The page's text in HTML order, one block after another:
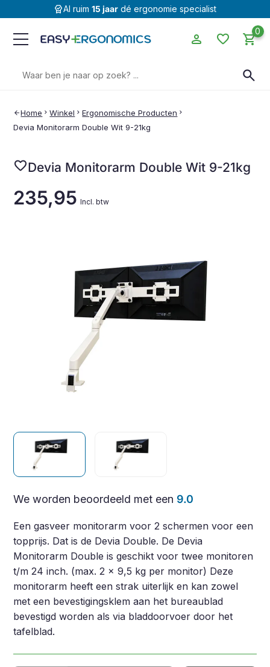
editor_choiceAl ruim 15 jaar dé ergonomie specialist
search
person favorite 0
shopping_cart
arrow_backHome chevron_rightWinkel chevron_rightErgonomische Producten chevron_right
Devia Monitorarm Double Wit 9-21kg
favoriteDevia Monitorarm Double Wit 9-21kg
235,95 Incl. btw
We worden beoordeeld met een 9.0
Een gasveer monitorarm voor 2 schermen voor een
topprijs. Dat is de Devia Double. De Devia
Monitorarm Double is geschikt voor twee monitoren
t/m 24 inch. (max. 2 x 9,5 kg per monitor) Deze
monitorarm heeft een strak uiterlijk en kan zowel
met een bevestigingsklem aan het bureaublad
bevestigd worden als via bladdoorvoer door het
tafelblad.